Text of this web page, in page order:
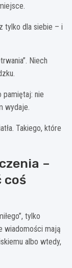
tylko dla siebie – i
Niech
pamiętaj: nie
wydaje.
Takiego, które
–
coś
tylko
wiadomości mają
albo wtedy,